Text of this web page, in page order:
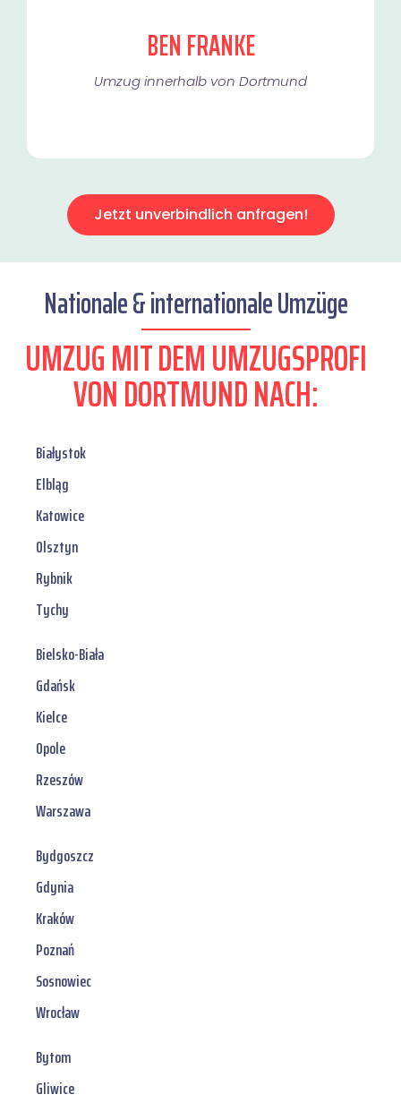
BEN FRANKE
Umzug innerhalb von Dortmund​
Jetzt unverbindlich anfragen!
Nationale & internationale Umzüge
UMZUG MIT DEM UMZUGSPROFI
VON DORTMUND NACH:
Białystok
Elbląg
Katowice
Olsztyn
Rybnik
Tychy
Bielsko-Biała
Gdańsk
Kielce
Opole
Rzeszów
Warszawa
Bydgoszcz
Gdynia
Kraków
Poznań
Sosnowiec
Wrocław
Bytom
Gliwice